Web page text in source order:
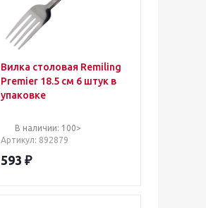
Вилка столовая Remiling
Premier 18.5 см 6 штук в
упаковке
В наличии: 100>
Артикул: 892879
593 ₽